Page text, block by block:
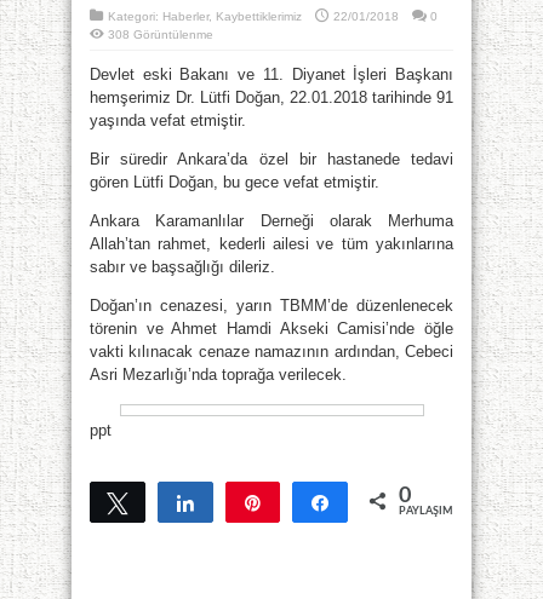
Kategori: Haberler, Kaybettiklerimiz 22/01/2018
0
308 Görüntülenme
Devlet eski Bakanı ve 11. Diyanet İşleri Başkanı
hemşerimiz Dr. Lütfi Doğan, 22.01.2018 tarihinde 91
yaşında vefat etmiştir.
Bir süredir Ankara’da özel bir hastanede tedavi
gören Lütfi Doğan, bu gece vefat etmiştir.
Ankara Karamanlılar Derneği olarak Merhuma
Allah’tan rahmet, kederli ailesi ve tüm yakınlarına
sabır ve başsağlığı dileriz.
Doğan’ın cenazesi, yarın TBMM’de düzenlenecek
törenin ve Ahmet Hamdi Akseki Camisi’nde öğle
vakti kılınacak cenaze namazının ardından, Cebeci
Asri Mezarlığı’nda toprağa verilecek.
ppt
Tweetle Paylaş Paylaş 0
PAYLAŞIMLAR